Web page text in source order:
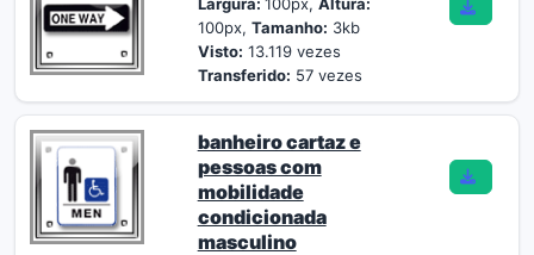
100px, Tamanho: 3kb
Visto: 13.119 vezes
Transferido: 57 vezes
banheiro cartaz e
pessoas com
mobilidade
condicionada
masculino